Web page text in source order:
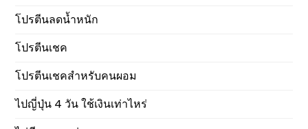
โปรตีนลดน้ำหนัก
โปรตีนเชค
โปรตีนเชคสำหรับคนผอม
ไปญี่ปุ่น 4 วัน ใช้เงินเท่าไหร่